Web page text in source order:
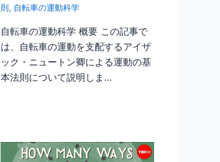
則, 自転車の運動科学
自転車の運動科学 概要 この記事で
は、自転車の運動を支配するアイザ
ック・ニュートン卿による運動の基
本法則について説明しま…